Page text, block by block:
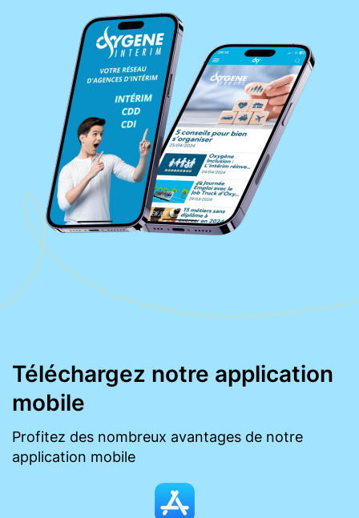
Téléchargez notre application
mobile
Profitez des nombreux avantages de notre
application mobile